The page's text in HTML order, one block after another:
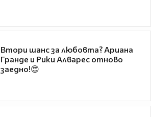
Втори шанс за любовта? Ариана
Гранде и Рики Алварес отново
заедно!😍